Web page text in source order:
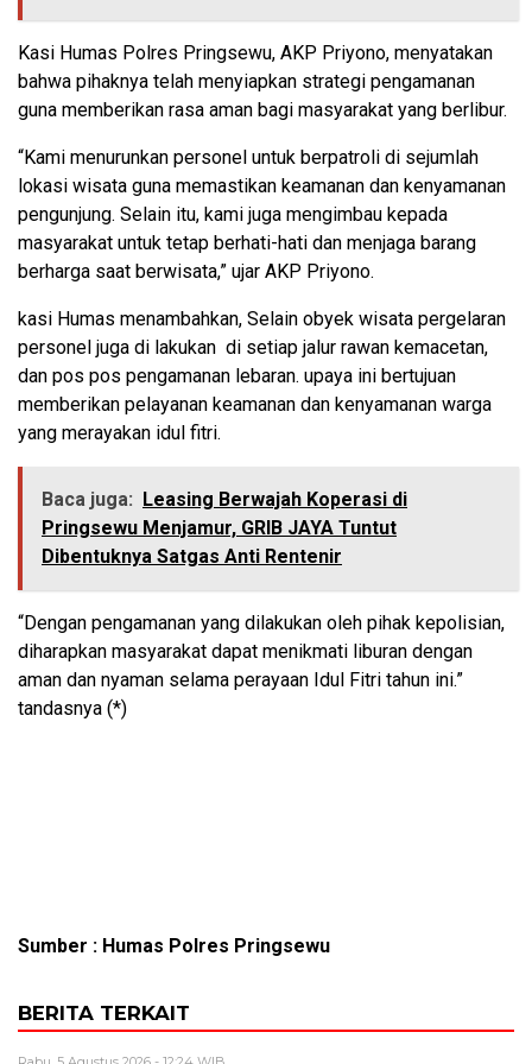
Kasi Humas Polres Pringsewu, AKP Priyono, menyatakan
bahwa pihaknya telah menyiapkan strategi pengamanan
guna memberikan rasa aman bagi masyarakat yang berlibur.
“Kami menurunkan personel untuk berpatroli di sejumlah
lokasi wisata guna memastikan keamanan dan kenyamanan
pengunjung. Selain itu, kami juga mengimbau kepada
masyarakat untuk tetap berhati-hati dan menjaga barang
berharga saat berwisata,” ujar AKP Priyono.
kasi Humas menambahkan, Selain obyek wisata pergelaran
personel juga di lakukan di setiap jalur rawan kemacetan,
dan pos pos pengamanan lebaran. upaya ini bertujuan
memberikan pelayanan keamanan dan kenyamanan warga
yang merayakan idul fitri.
Baca juga:
Leasing Berwajah Koperasi di
Pringsewu Menjamur, GRIB JAYA Tuntut
Dibentuknya Satgas Anti Rentenir
“Dengan pengamanan yang dilakukan oleh pihak kepolisian,
diharapkan masyarakat dapat menikmati liburan dengan
aman dan nyaman selama perayaan Idul Fitri tahun ini.”
tandasnya (*)
Sumber : Humas Polres Pringsewu
BERITA TERKAIT